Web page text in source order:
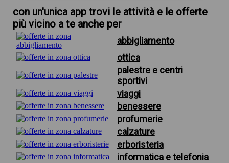
con un'unica app trovi le attività e le offerte
più vicino a te anche per
abbigliamento
ottica
palestre e centri
sportivi
viaggi
benessere
profumerie
calzature
erboristeria
informatica e telefonia